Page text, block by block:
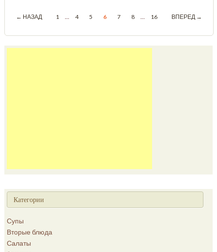
← НАЗАД 1 4 5 6 7 8 16 ВПЕРЕД →
Категории
Супы
Вторые блюда
Салаты